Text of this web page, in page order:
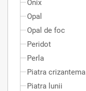
Onix
Opal
Opal de foc
Peridot
Perla
Piatra crizantema
Piatra lunii